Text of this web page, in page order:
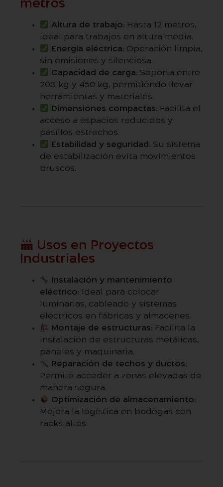
metros
Altura de trabajo: Hasta 12 metros,
ideal para trabajos en altura media.
Energía eléctrica: Operación limpia,
sin emisiones y silenciosa.
Capacidad de carga: Soporta entre
200 kg y 450 kg, permitiendo llevar
herramientas y materiales.
Dimensiones compactas: Facilita el
acceso a espacios reducidos y
pasillos estrechos.
Estabilidad y seguridad: Su sistema
de estabilización evita movimientos
bruscos.
Usos en Proyectos
Industriales
Instalación y mantenimiento
eléctrico: Ideal para colocar
luminarias, cableado y sistemas
eléctricos en fábricas y almacenes.
Montaje de estructuras: Facilita la
instalación de estructuras metálicas,
paneles y maquinaria.
Reparación de techos y ductos:
Permite acceder a zonas elevadas de
manera segura.
Optimización de almacenamiento:
Mejora la logística en bodegas con
racks altos.